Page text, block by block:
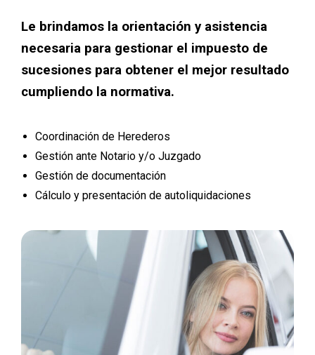
Le brindamos la orientación y asistencia
necesaria para gestionar el impuesto de
sucesiones para obtener el mejor resultado
cumpliendo la normativa.
Coordinación de Herederos
Gestión ante Notario y/o Juzgado
Gestión de documentación
Cálculo y presentación de autoliquidaciones